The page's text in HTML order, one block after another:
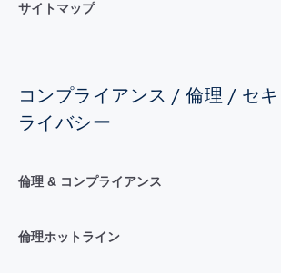
サイトマップ
コンプライアンス / 倫理 / セ
ライバシー
倫理 & コンプライアンス
倫理ホットライン